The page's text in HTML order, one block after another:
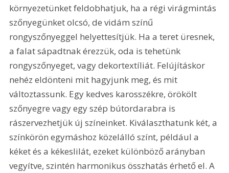
környezetünket feldobhatjuk, ha a régi virágmintás
szőnyegünket olcsó, de vidám színű
rongyszőnyeggel helyettesítjük. Ha a teret üresnek,
a falat sápadtnak érezzük, oda is tehetünk
rongyszőnyeget, vagy dekortextíliát. Felújításkor
nehéz eldönteni mit hagyjunk meg, és mit
változtassunk. Egy kedves karosszékre, örökölt
szőnyegre vagy egy szép bútordarabra is
rászervezhetjük új színeinket. Kiválaszthatunk két, a
színkörön egymáshoz közelálló színt, például a
kéket és a kékeslilát, ezeket különböző arányban
vegyítve, szintén harmonikus összhatás érhető el. A